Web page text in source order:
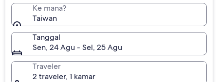
Ke mana?
Taiwan
Tanggal
Sen, 24 Agu - Sel, 25 Agu
Traveler
2 traveler, 1 kamar